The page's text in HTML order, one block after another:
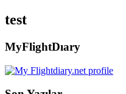
test
MyFlightDıary